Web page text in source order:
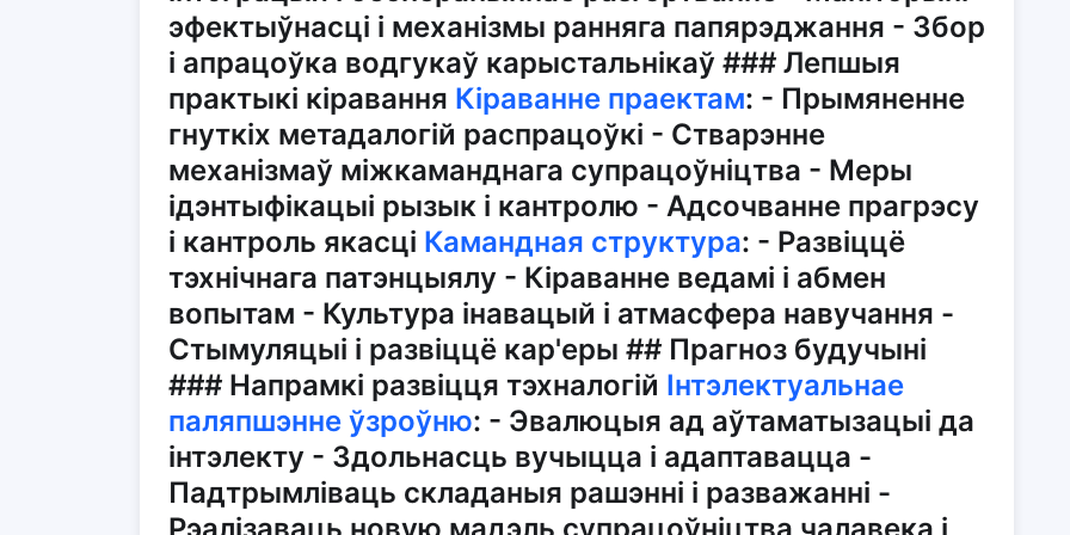
эфектыўнасці і механізмы ранняга папярэджання - Збор
і апрацоўка водгукаў карыстальнікаў ### Лепшыя
практыкі кіравання Кіраванне праектам: - Прымяненне
гнуткіх метадалогій распрацоўкі - Стварэнне
механізмаў міжкаманднага супрацоўніцтва - Меры
ідэнтыфікацыі рызык і кантролю - Адсочванне прагрэсу
і кантроль якасці Камандная структура: - Развіццё
тэхнічнага патэнцыялу - Кіраванне ведамі і абмен
вопытам - Культура інавацый і атмасфера навучання -
Стымуляцыі і развіццё кар'еры ## Прагноз будучыні
### Напрамкі развіцця тэхналогій Інтэлектуальнае
паляпшэнне ўзроўню: - Эвалюцыя ад аўтаматызацыі да
інтэлекту - Здольнасць вучыцца і адаптавацца -
Падтрымліваць складаныя рашэнні і разважанні -